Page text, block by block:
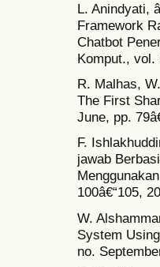
L. Anindyati,
Framework
Chatbot
Komput., vol.
R. Malhas,
The First
June, pp.
F.
jawab
100â€“105,
W.
System
no.